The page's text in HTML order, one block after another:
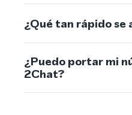
¿Qué tan rápido se
¿Puedo portar mi
2Chat?